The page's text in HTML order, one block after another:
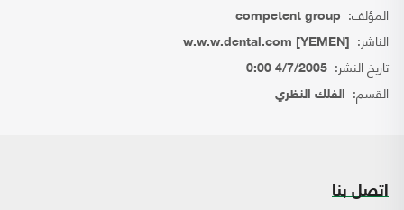
المؤلف: competent group
الناشر: w.w.w.dental.com [YEMEN]
تاريخ النشر: 4/7/2005 0:00
القسم: الفلك النظري
اتصل بنا